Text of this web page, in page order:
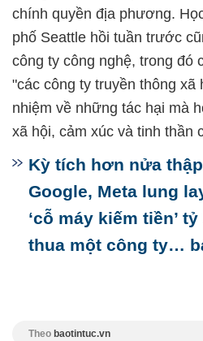
chính quyền địa phương.
phố Seattle hồi tuần trước
công ty công nghệ, trong đó
"các công ty truyền thông xã
nhiệm về những tác hại mà
xã hội, cảm xúc và tinh thần
Kỳ tích hơn nửa
Google, Meta lung
‘cỗ máy kiếm tiền’
thua một công ty…
Theo baotintuc.vn